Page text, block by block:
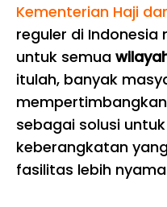
Kementerian Haji
reguler di Indonesia
untuk semua
itulah, banyak
mempertimbangkan
sebagai solusi
keberangkatan
fasilitas lebih